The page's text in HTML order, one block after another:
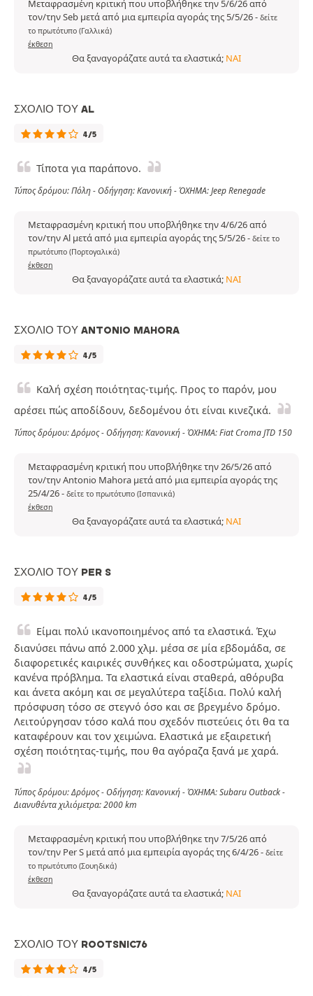
Μεταφρασμένη κριτική που υποβλήθηκε την 5/6/26 από
τον/την Seb μετά από μια εμπειρία αγοράς της 5/5/26- δείτε
το πρωτότυπο (Γαλλικά)
έκθεση
Θα ξαναγοράζατε αυτά τα ελαστικά; ΝΑΙ
ΣΧΌΛΙΟ ΤΟΥ AL
4/5
Τίποτα για παράπονο.
Τύπος δρόμου: Πόλη - Οδήγηση: Κανονική - ΌΧΗΜΑ: Jeep Renegade
Μεταφρασμένη κριτική που υποβλήθηκε την 4/6/26 από
τον/την Al μετά από μια εμπειρία αγοράς της 5/5/26- δείτε το
πρωτότυπο (Πορτογαλικά)
έκθεση
Θα ξαναγοράζατε αυτά τα ελαστικά; ΝΑΙ
ΣΧΌΛΙΟ ΤΟΥ ANTONIO MAHORA
4/5
Καλή σχέση ποιότητας-τιμής. Προς το παρόν, μου
αρέσει πώς αποδίδουν, δεδομένου ότι είναι κινεζικά.
Τύπος δρόμου: Δρόμος - Οδήγηση: Κανονική - ΌΧΗΜΑ: Fiat Croma JTD 150
Μεταφρασμένη κριτική που υποβλήθηκε την 26/5/26 από
τον/την Antonio Mahora μετά από μια εμπειρία αγοράς της
25/4/26- δείτε το πρωτότυπο (Ισπανικά)
έκθεση
Θα ξαναγοράζατε αυτά τα ελαστικά; ΝΑΙ
ΣΧΌΛΙΟ ΤΟΥ PER S
4/5
Είμαι πολύ ικανοποιημένος από τα ελαστικά. Έχω
διανύσει πάνω από 2.000 χλμ. μέσα σε μία εβδομάδα, σε
διαφορετικές καιρικές συνθήκες και οδοστρώματα, χωρίς
κανένα πρόβλημα. Τα ελαστικά είναι σταθερά, αθόρυβα
και άνετα ακόμη και σε μεγαλύτερα ταξίδια. Πολύ καλή
πρόσφυση τόσο σε στεγνό όσο και σε βρεγμένο δρόμο.
Λειτούργησαν τόσο καλά που σχεδόν πιστεύεις ότι θα τα
καταφέρουν και τον χειμώνα. Ελαστικά με εξαιρετική
σχέση ποιότητας-τιμής, που θα αγόραζα ξανά με χαρά.
Τύπος δρόμου: Δρόμος - Οδήγηση: Κανονική - ΌΧΗΜΑ: Subaru Outback -
Διανυθέντα χιλιόμετρα: 2000 km
Μεταφρασμένη κριτική που υποβλήθηκε την 7/5/26 από
τον/την Per S μετά από μια εμπειρία αγοράς της 6/4/26- δείτε
το πρωτότυπο (Σουηδικά)
έκθεση
Θα ξαναγοράζατε αυτά τα ελαστικά; ΝΑΙ
ΣΧΌΛΙΟ ΤΟΥ ROOTSNIC76
4/5